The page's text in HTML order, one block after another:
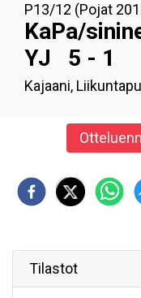
P13/12 (Pojat
KaPa/
YJ
5 - 1
Kajaani,
Tilastot